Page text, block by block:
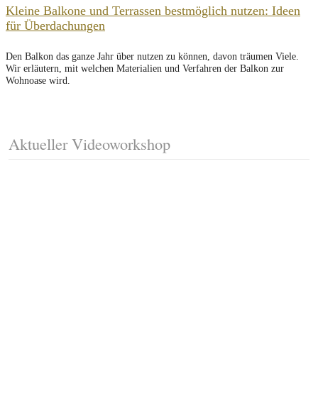
Kleine Balkone und Terrassen bestmöglich nutzen: Ideen
für Überdachungen
Den Balkon das ganze Jahr über nutzen zu können, davon träumen Viele.
Wir erläutern, mit welchen Materialien und Verfahren der Balkon zur
Wohnoase wird.
Aktueller Videoworkshop